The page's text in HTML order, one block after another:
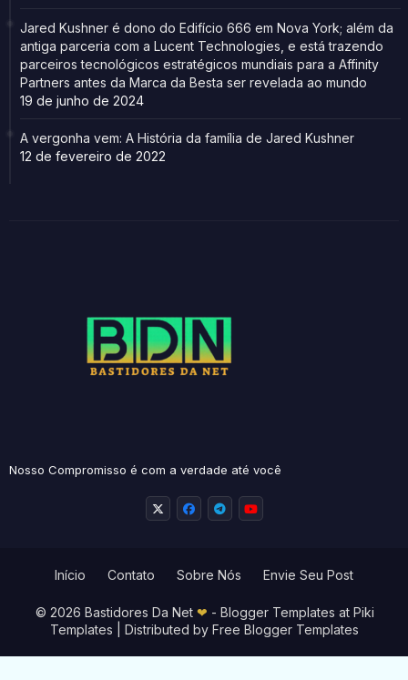
Jared Kushner é dono do Edifício 666 em Nova York; além da
antiga parceria com a Lucent Technologies, e está trazendo
parceiros tecnológicos estratégicos mundiais para a Affinity
Partners antes da Marca da Besta ser revelada ao mundo
19 de junho de 2024
A vergonha vem: A História da família de Jared Kushner
12 de fevereiro de 2022
Nosso Compromisso é com a verdade até você
© 2026 Bastidores Da Net ❤ - Blogger Templates at Piki
Templates | Distributed by Free Blogger Templates
Início Contato Sobre Nós Envie Seu Post